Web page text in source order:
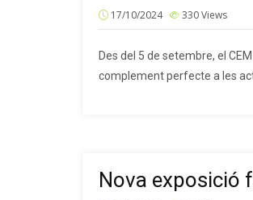
17/10/2024 330Views
Des del 5 de setembre, el
complement perfecte a les
Nova exposició